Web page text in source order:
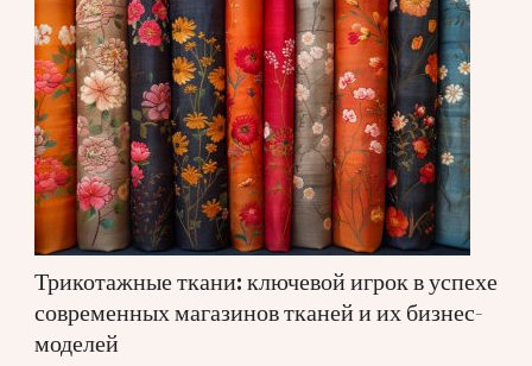
Трикотажные ткани: ключевой игрок в успехе
современных магазинов тканей и их бизнес-
моделей